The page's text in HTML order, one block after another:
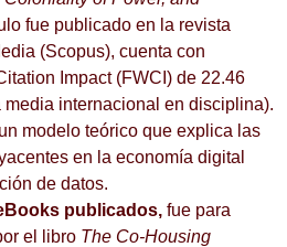
fue publicado en la revista
(Scopus), cuenta con
Impact (FWCI) de 22.46
media internacional en disciplina).
modelo teórico que explica las
en la economía digital
de datos.
publicados, fue para
el libro The Co-Housing